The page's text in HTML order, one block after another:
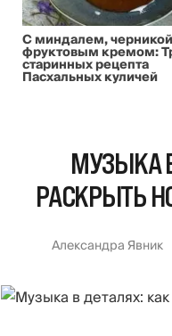
С миндалем,
фруктовым кремом:
старинных рецепта
Пасхальных куличей
МУЗЫКА
РАСКРЫТЬ
Александра Явник